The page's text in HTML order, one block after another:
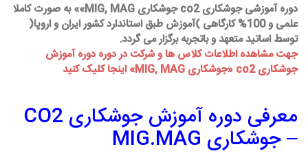
دوره آموزشی جوشکاری co2 جوشکاری MIG, MAG»» به صورت کاملا
علمی و 100% کارگاهی )آموزش طبق استاندارد کشور ایران و اروپا(
توسط اساتید متعهد و باتجربه برگزار می گردد.
جهت مشاهده اطلاعات کلاس ها و شرکت در دوره دوره آموزش
جوشکاری co2 «
جوشکاری MIG, MAG» اینجا کلیک کنید
معرفی دوره آموزش جوشکاری CO2
– جوشکاری MIG.MAG